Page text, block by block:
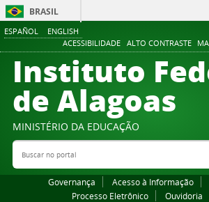
ESPAÑOL ENGLISH
ACESSIBILIDADE ALTO CONTRASTE
BRASIL
Instituto
de Alagoas
MINISTÉRIO DA EDUCAÇÃO
Buscar no portal
Governança Acesso à Informação
Processo Eletrônico
Ouvidoria